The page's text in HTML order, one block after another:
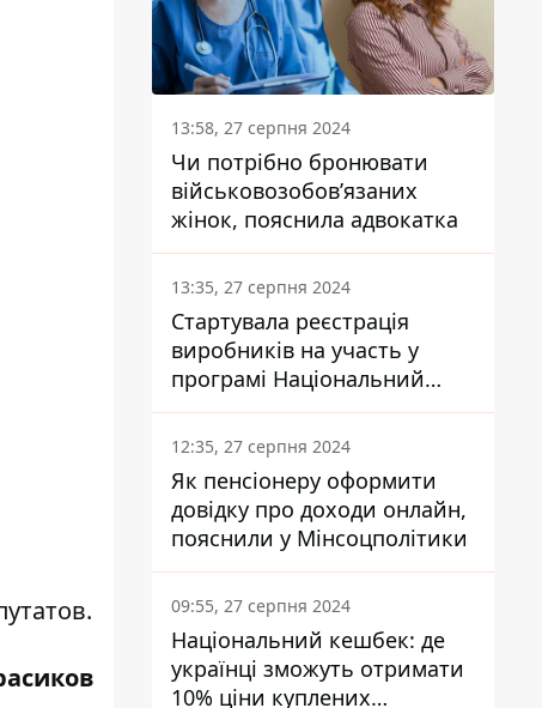
13:58, 27 серпня 2024
Чи потрібно бронювати
військовозобов’язаних
жінок, пояснила адвокатка
13:35, 27 серпня 2024
Стартувала реєстрація
виробників на участь у
програмі Національний
кешбек: як це зробити
через портал Дія
12:35, 27 серпня 2024
Як пенсіонеру оформити
довідку про доходи онлайн,
пояснили у Мінсоцполітики
09:55, 27 серпня 2024
Національний кешбек: де
українці зможуть отримати
10% ціни куплених